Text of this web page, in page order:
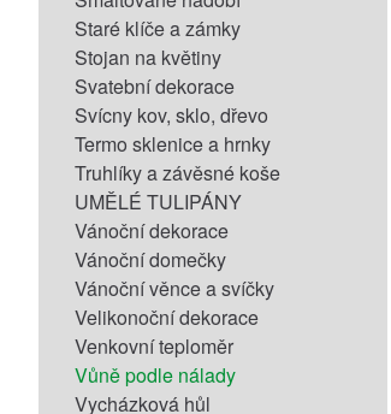
Staré klíče a zámky
Stojan na květiny
Svatební dekorace
Svícny kov, sklo, dřevo
Termo sklenice a hrnky
Truhlíky a závěsné koše
UMĚLÉ TULIPÁNY
Vánoční dekorace
Vánoční domečky
Vánoční věnce a svíčky
Velikonoční dekorace
Venkovní teploměr
Vůně podle nálady
Vycházková hůl